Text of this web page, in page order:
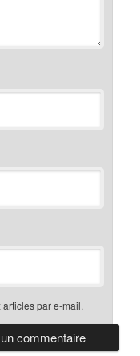
par e-mail.